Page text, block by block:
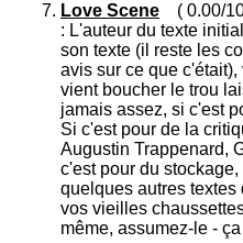
Love Scene ( 0.00/
: L'auteur du texte
son texte (il reste les
avis sur ce que
vient boucher le trou
jamais assez, si c'est
Si c'est pour de la
Augustin Trappenard,
c'est pour du
quelques autres
vos vieilles
même, assumez-le -